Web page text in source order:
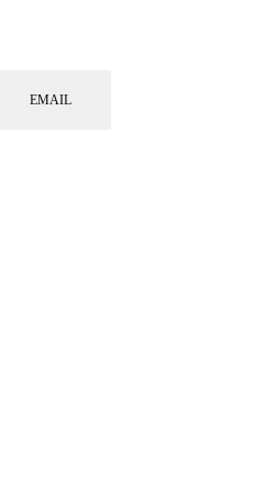
EMAIL